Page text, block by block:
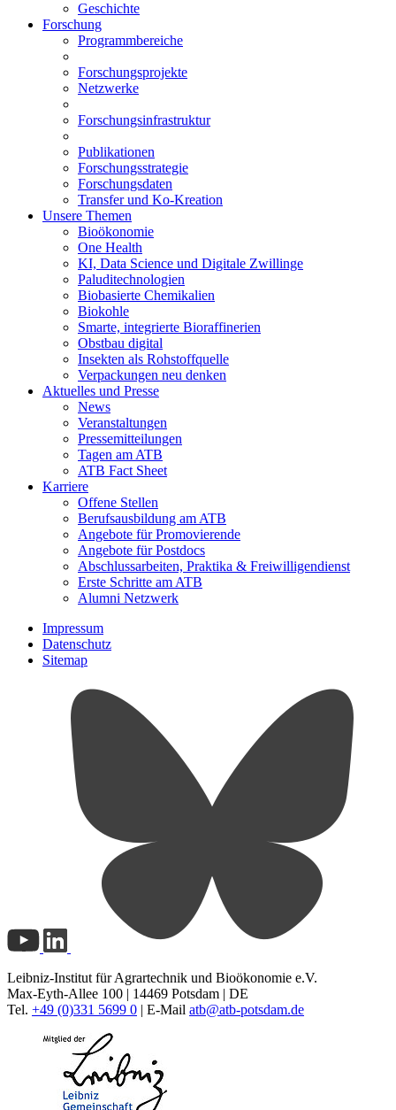
Geschichte
Forschung
Programmbereiche
Forschungsprojekte
Netzwerke
Forschungsinfrastruktur
Publikationen
Forschungsstrategie
Forschungsdaten
Transfer und Ko-Kreation
Unsere Themen
Bioökonomie
One Health
KI, Data Science und Digitale Zwillinge
Paluditechnologien
Biobasierte Chemikalien
Biokohle
Smarte, integrierte Bioraffinerien
Obstbau digital
Insekten als Rohstoffquelle
Verpackungen neu denken
Aktuelles und Presse
News
Veranstaltungen
Pressemitteilungen
Tagen am ATB
ATB Fact Sheet
Karriere
Offene Stellen
Berufsausbildung am ATB
Angebote für Promovierende
Angebote für Postdocs
Abschlussarbeiten, Praktika & Freiwilligendienst
Erste Schritte am ATB
Alumni Netzwerk
Impressum
Datenschutz
Sitemap
Leibniz-Institut für Agrartechnik und Bioökonomie e.V.
Max-Eyth-Allee 100 | 14469 Potsdam | DE
Tel. +49 (0)331 5699 0 | E-Mail atb@atb-potsdam.de